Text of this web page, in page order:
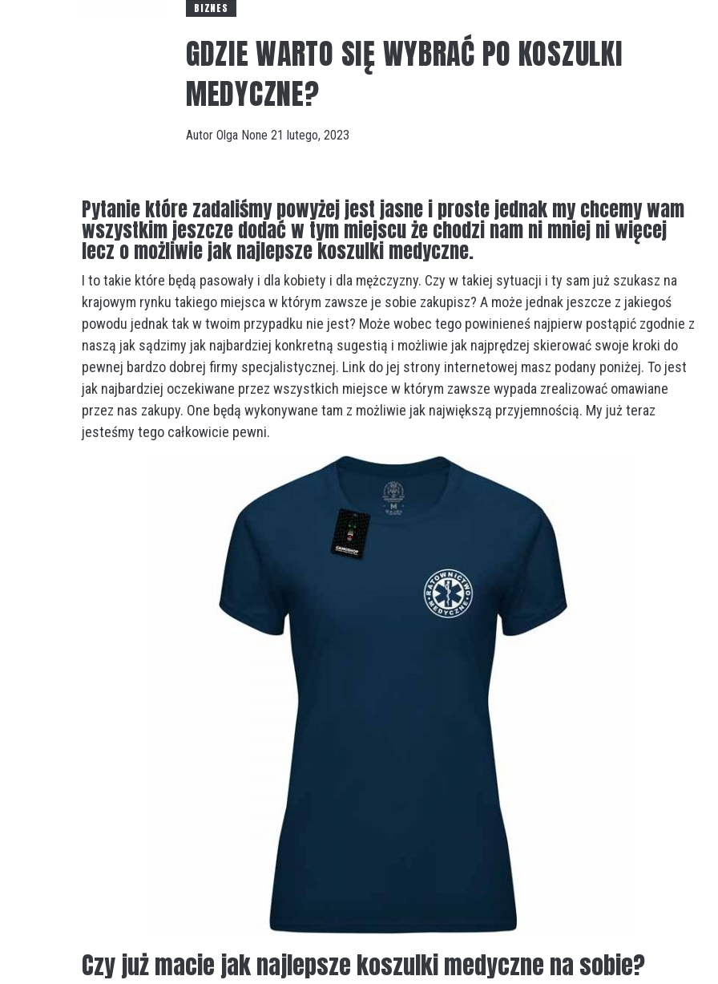
BIZNES
GDZIE WARTO SIĘ WYBRAĆ PO KOSZULKI
MEDYCZNE?
Autor Olga None 21 lutego, 2023
Pytanie które zadaliśmy powyżej jest jasne i proste jednak my chcemy wam
wszystkim jeszcze dodać w tym miejscu że chodzi nam ni mniej ni więcej
lecz o możliwie jak najlepsze koszulki medyczne.
I to takie które będą pasowały i dla kobiety i dla mężczyzny. Czy w takiej sytuacji i ty sam już szukasz na
krajowym rynku takiego miejsca w którym zawsze je sobie zakupisz? A może jednak jeszcze z jakiegoś
powodu jednak tak w twoim przypadku nie jest? Może wobec tego powinieneś najpierw postąpić zgodnie z
naszą jak sądzimy jak najbardziej konkretną sugestią i możliwie jak najprędzej skierować swoje kroki do
pewnej bardzo dobrej firmy specjalistycznej. Link do jej strony internetowej masz podany poniżej. To jest
jak najbardziej oczekiwane przez wszystkich miejsce w którym zawsze wypada zrealizować omawiane
przez nas zakupy. One będą wykonywane tam z możliwie jak największą przyjemnością. My już teraz
jesteśmy tego całkowicie pewni.
Czy już macie jak najlepsze koszulki medyczne na sobie?